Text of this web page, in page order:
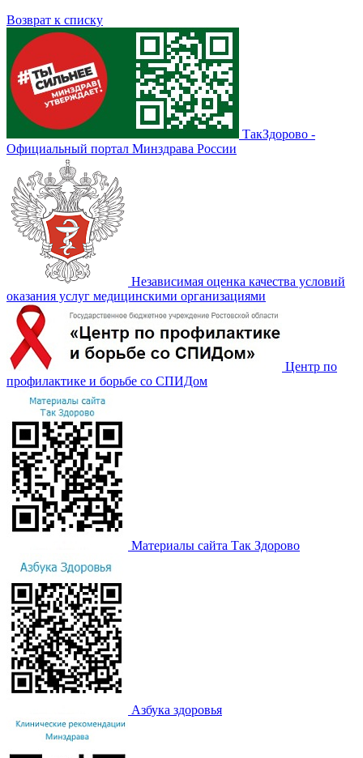
Возврат к списку
ТакЗдорово -
Официальный портал Минздрава России
Независимая оценка качества условий
оказания услуг медицинскими организациями
Центр по
профилактике и борьбе со СПИДом
Материалы сайта Так Здорово
Азбука здоровья